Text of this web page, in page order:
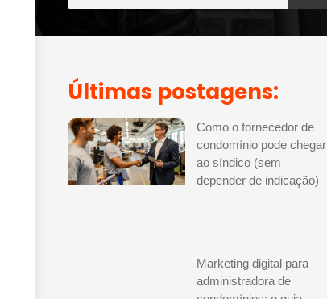
Últimas postagens:
Como o fornecedor de
condomínio pode chegar
ao síndico (sem
depender de indicação)
Marketing digital para
administradora de